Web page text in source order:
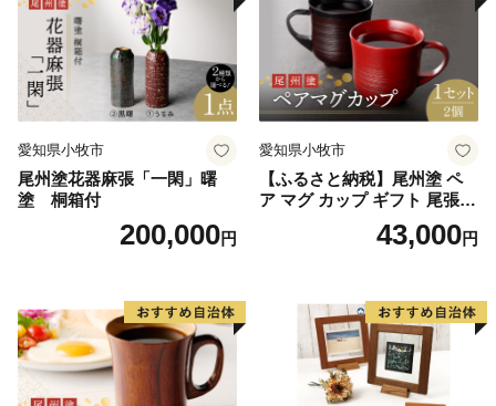
愛知県小牧市
尾州塗花器麻張「一閑」曙
塗 桐箱付
200,000円
愛知県小牧市
【ふるさと納税】尾州塗 ペ
ア マグ カップ ギフト 尾張漆
漆 漆器 漆器工芸 工芸品 芸術
性 実用性 抗菌性 美味しく安
抗ウイルス効果 お取り寄せ
愛知県 小牧市 送料無料
43,000円